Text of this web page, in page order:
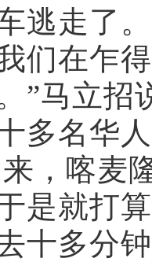
逃走了
们在乍
”马立招
多名华
，喀麦
是就打
十多分